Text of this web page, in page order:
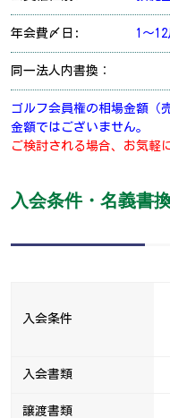
年会費〆日: 1～
同一法人内書換：
ゴルフ会員権の相場金額（
金額ではございません。
ご検討される場合、お気軽
入会条件・名義書
入会条件
入会書類
譲渡書類